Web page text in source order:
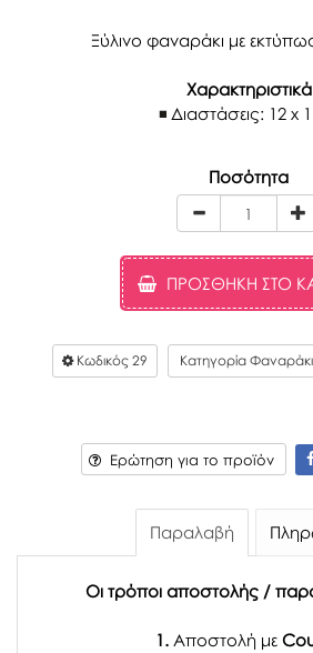
Ξύλινο φαναράκι με
Διαστάσεις: 12 x
Ποσότητα
ΠΡΟΣΘΉΚΗ ΣΤΟ
Κωδικός 29 Κατηγορία
Ερώτηση για το προϊόν
Παραλαβή
Οι τρόποι αποστολής /
1. Αποστολή με